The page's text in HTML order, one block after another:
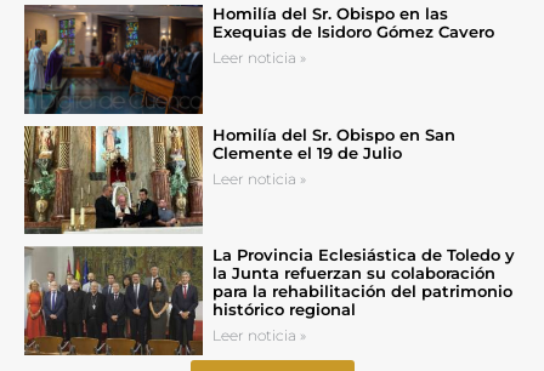
Homilía del Sr. Obispo en las
Exequias de Isidoro Gómez Cavero
Leer noticia »
Homilía del Sr. Obispo en San
Clemente el 19 de Julio
Leer noticia »
La Provincia Eclesiástica de Toledo y
la Junta refuerzan su colaboración
para la rehabilitación del patrimonio
histórico regional
Leer noticia »